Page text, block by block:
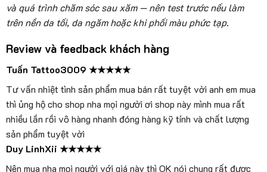
và quá trình chăm sóc sau xăm — nên test trước nếu làm
trên nền da tối, da ngăm hoặc khi phối màu phức tạp.
Review và feedback khách hàng
Tuấn Tattoo3009 ★★★★★
Tư vấn nhiệt tình sản phẩm mua bán rất tuyệt vời anh em mua
thì ủng hộ cho shop nha mọi người ơi shop này mình mua rất
nhiều lần rồi vô hàng nhanh đóng hàng kỹ tính và chất lượng
sản phẩm tuyệt vời
Duy LinhXii ★★★★★
Nên mua nha mọi người với giá này thì OK nói chung rất được